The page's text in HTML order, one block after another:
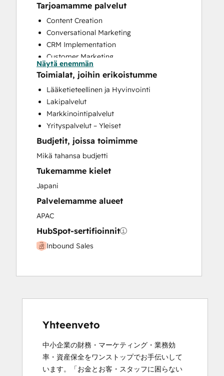
Tarjoamamme palvelut
Content Creation
Conversational Marketing
CRM Implementation
Customer Marketing
Customer Survey and Analysis
Email Marketing
Full Inbound Marketing Services
Paid Advertising
Programmable Automation
Näytä enemmän
Toimialat, joihin erikoistumme
Lääketieteellinen ja Hyvinvointi
Lakipalvelut
Markkinointipalvelut
Yrityspalvelut – Yleiset
Budjetit, joissa toimimme
Mikä tahansa budjetti
Tukemamme kielet
Japani
Palvelemamme alueet
APAC
HubSpot-sertifioinnit
Inbound Sales
Yhteenveto
中小企業の財務・マーケティング・業務効
率・資産保全をワンストップでお手伝いして
います。「お金とお客・スタッフに困らない